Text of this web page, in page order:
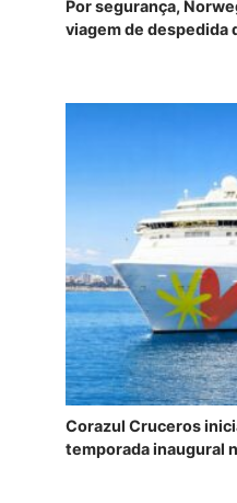
Por segurança,
viagem de despedida
Corazul Cruceros
temporada inaugural